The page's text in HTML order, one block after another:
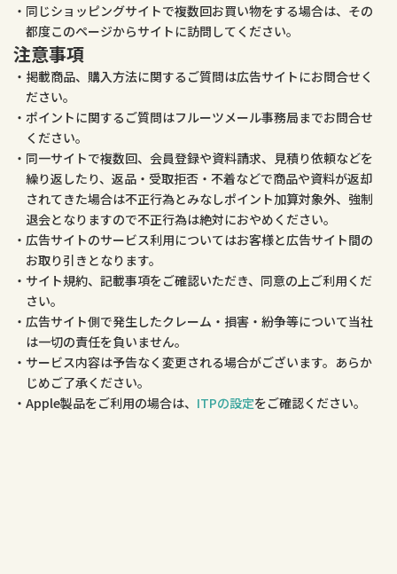
同じショッピングサイトで複数回お買い物をする場合は、その
都度このページからサイトに訪問してください。
注意事項
掲載商品、購入方法に関するご質問は広告サイトにお問合せく
ださい。
ポイントに関するご質問はフルーツメール事務局までお問合せ
ください。
同一サイトで複数回、会員登録や資料請求、見積り依頼などを
繰り返したり、返品・受取拒否・不着などで商品や資料が返却
されてきた場合は不正行為とみなしポイント加算対象外、強制
退会となりますので不正行為は絶対におやめください。
広告サイトのサービス利用についてはお客様と広告サイト間の
お取り引きとなります。
サイト規約、記載事項をご確認いただき、同意の上ご利用くだ
さい。
広告サイト側で発生したクレーム・損害・紛争等について当社
は一切の責任を負いません。
サービス内容は予告なく変更される場合がございます。あらか
じめご了承ください。
Apple製品をご利用の場合は、 ITPの設定をご確認ください。